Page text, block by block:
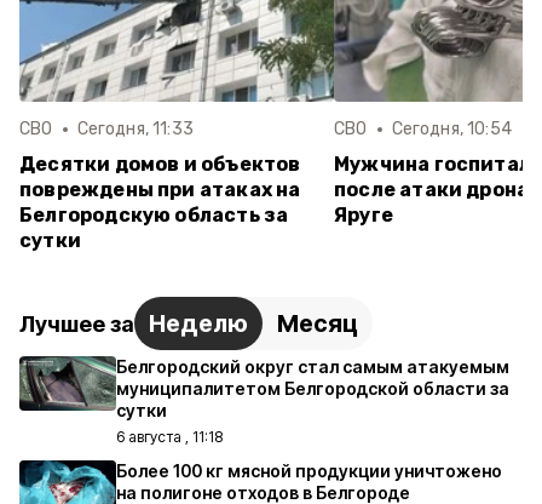
СВО Сегодня, 11:33
Десятки домов и объектов
повреждены при атаках на
Белгородскую область за
сутки
СВО Сегодня, 10:54
Мужчина
после атаки дрона
Яруге
Лучшее за Неделю Месяц
Белгородский округ стал самым атакуемым
муниципалитетом Белгородской области за
сутки
6 августа , 11:18
Более 100 кг мясной продукции уничтожено
на полигоне отходов в Белгороде